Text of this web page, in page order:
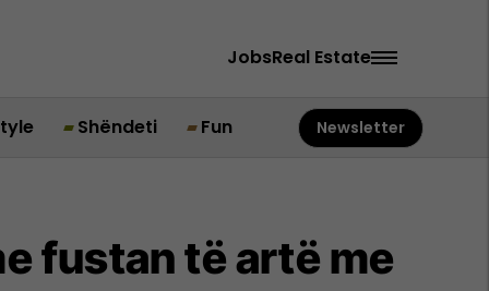
JobsReal Estate
Shëndeti Fun Newsletter
fustan të artë me